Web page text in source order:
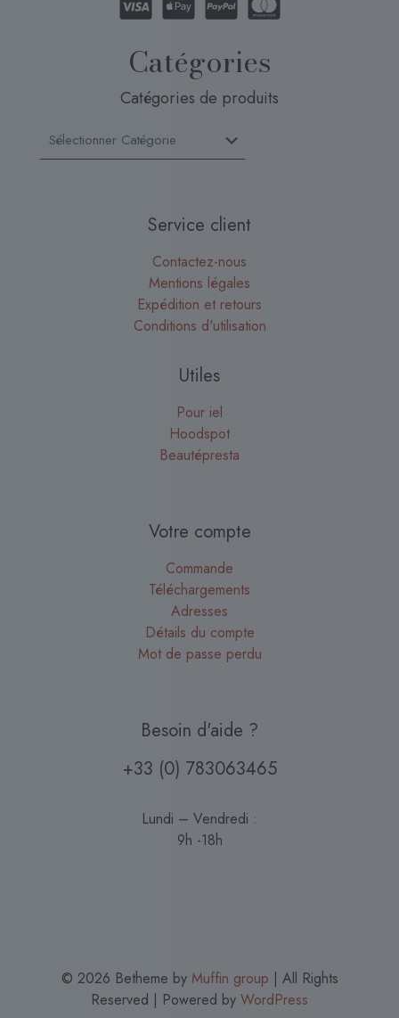
Catégories
Catégories de produits
Service client
Contactez-nous
Mentions légales
Expédition et retours
Conditions d'utilisation
Utiles
Pour iel
Hoodspot
Beautépresta
Votre compte
Commande
Téléchargements
Adresses
Détails du compte
Mot de passe perdu
Besoin d'aide ?
+33 (0) 783063465
Lundi – Vendredi :
9h -18h
© 2026 Betheme by Muffin group | All Rights
Reserved | Powered by WordPress